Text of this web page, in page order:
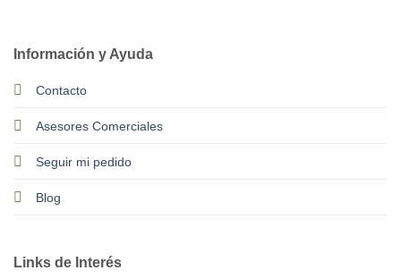
Información y Ayuda
Contacto
Asesores Comerciales
Seguir mi pedido
Blog
Links de Interés